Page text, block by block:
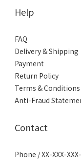
Help
FAQ
Delivery & Shipping
Payment
Return Policy
Terms & Conditions
Anti-Fraud
Contact
Phone / XX-XXX-